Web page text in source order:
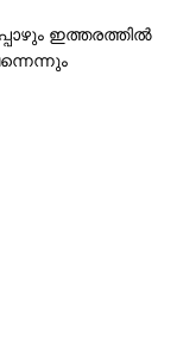
ഇത്തരത്തിൽ